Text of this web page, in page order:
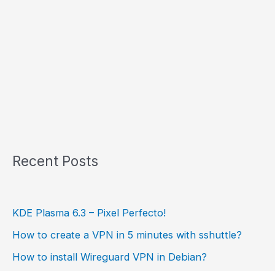
Recent Posts
KDE Plasma 6.3 – Pixel Perfecto!
How to create a VPN in 5 minutes with sshuttle?
How to install Wireguard VPN in Debian?